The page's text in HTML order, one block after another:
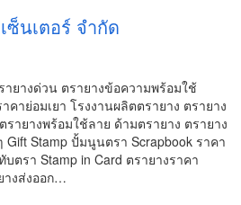
นเตอร์ จำกัด
ายางด่วน ตรายางข้อความพร้อมใช้
คาย่อมเยา โรงงานผลิตตรายาง ตรายาง
รายางพร้อมใช้ลาย ด้ามตรายาง ตรายาง
Gift Stamp ปั้มนูนตรา Scrapbook ราคา
ตรา Stamp in Card ตรายางราคา
างส่งออก…